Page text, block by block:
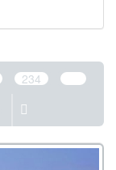
234
235